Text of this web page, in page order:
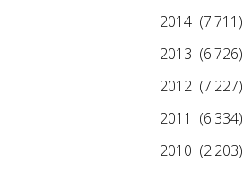
2014 (7.711)
2013 (6.726)
2012 (7.227)
2011 (6.334)
2010 (2.203)